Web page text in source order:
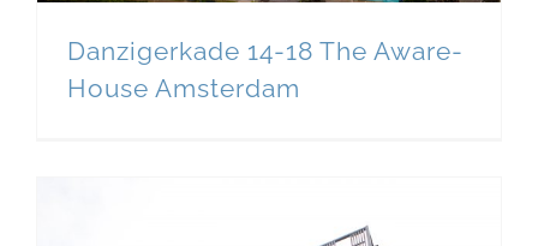
Danzigerkade 14-18 The Aware-
House Amsterdam